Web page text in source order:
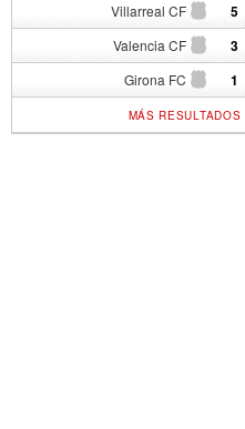
Villarreal CF 5
Valencia CF 3
Girona FC 1
MÁS RESULTADOS